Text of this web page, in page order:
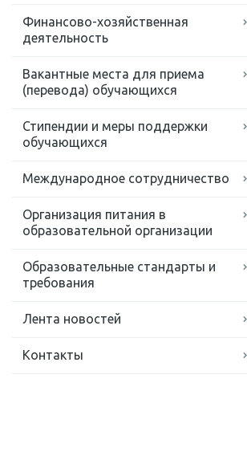
Финансово-хозяйственная
деятельность
Вакантные места для приема
(перевода) обучающихся
Стипендии и меры поддержки
обучающихся
Международное сотрудничество
Организация питания в
образовательной организации
Образовательные стандарты и
требования
Лента новостей
Контакты